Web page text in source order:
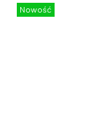
Nowość